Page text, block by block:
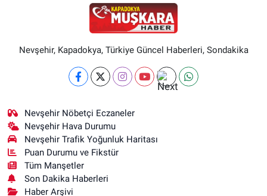
Nevşehir, Kapadokya, Türkiye Güncel Haberleri, Sondakika
Nevşehir Nöbetçi Eczaneler
Nevşehir Hava Durumu
Nevşehir Trafik Yoğunluk Haritası
Puan Durumu ve Fikstür
Tüm Manşetler
Son Dakika Haberleri
Haber Arşivi